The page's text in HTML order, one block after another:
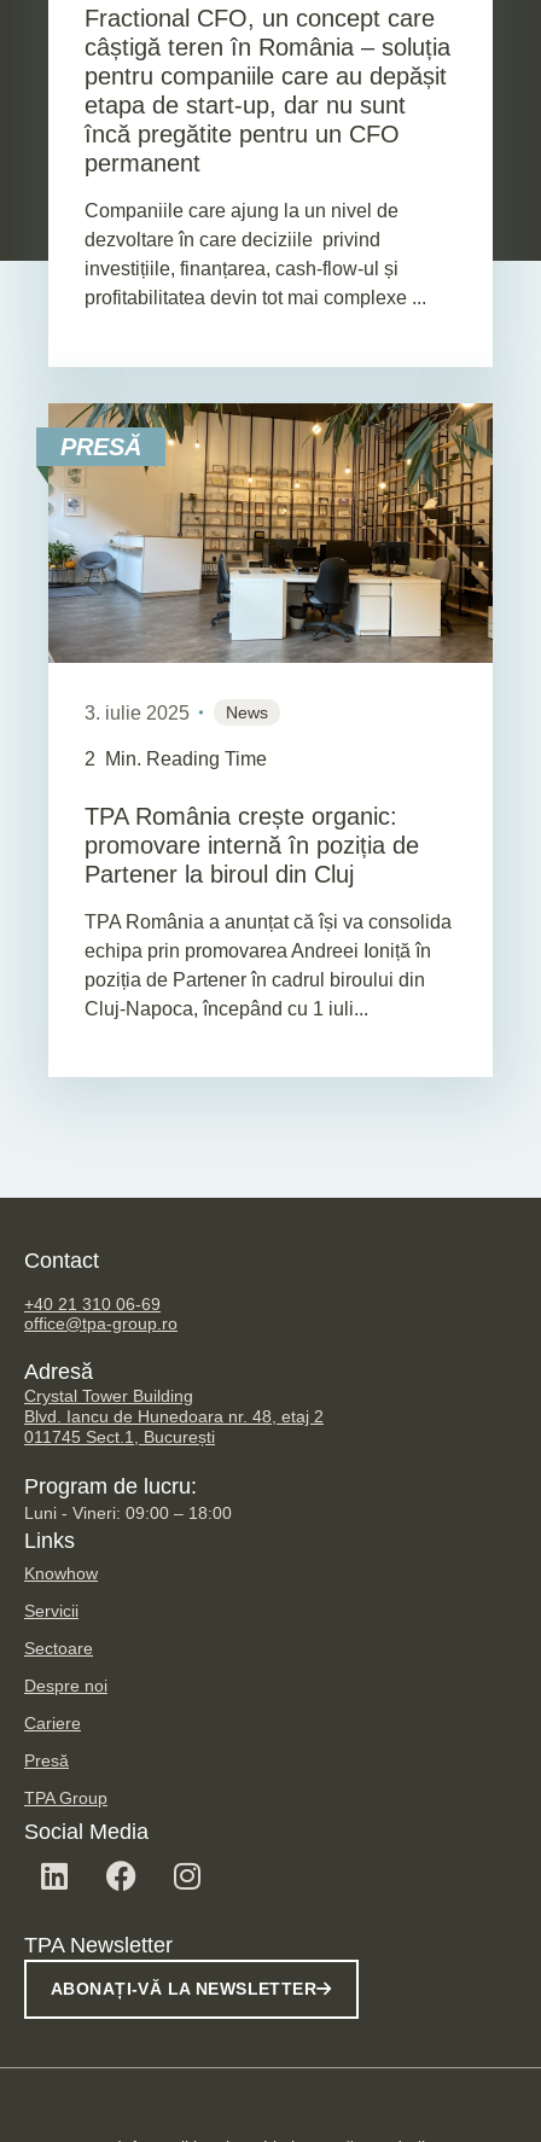
Fractional CFO, un concept care
câștigă teren în România – soluția
pentru companiile care au depășit
etapa de start-up, dar nu sunt
încă pregătite pentru un CFO
permanent
Companiile care ajung la un nivel de
dezvoltare în care deciziile privind
investițiile, finanțarea, cash-flow-ul și
profitabilitatea devin tot mai complexe ...
PRESĂ
3. iulie 2025 News
2 Min. Reading Time
TPA România crește organic:
promovare internă în poziția de
Partener la biroul din Cluj
TPA România a anunțat că își va consolida
echipa prin promovarea Andreei Ioniță în
poziția de Partener în cadrul biroului din
Cluj-Napoca, începând cu 1 iuli...
Contact
+40 21 310 06-69
office@tpa-group.ro
Adresă
Crystal Tower Building
Blvd. Iancu de Hunedoara nr. 48, etaj 2
011745 Sect.1, București
Program de lucru:
Luni - Vineri: 09:00 – 18:00
Links
Knowhow
Servicii
Sectoare
Despre noi
Cariere
Presă
TPA Group
Social Media
TPA Newsletter
ABONAȚI-VĂ LA NEWSLETTER